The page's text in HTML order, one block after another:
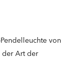
von
der Art der